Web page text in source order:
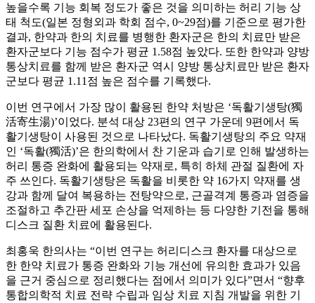
높을수록 기능 회복 정도가 좋은 것을 의미하는 허리 기능 상
태 척도(일본 정형외과 학회 점수, 0~29점)를 기준으로 평가한
결과, 한약과 한의 치료를 병행한 환자군은 한의 치료만 받은
환자군보다 기능 점수가 평균 1.58점 높았다. 또한 한약과 양방
통상치료를 함께 받은 환자군 역시 양방 통상치료만 받은 환자
군보다 평균 1.11점 높은 점수를 기록했다.
이번 연구에서 가장 많이 활용된 한약 처방은 ‘독활기생탕(獨
活寄生湯)’이었다. 분석 대상 23편의 연구 가운데 9편에서 독
활기생탕이 사용된 것으로 나타났다. 독활기생탕의 주요 약재
인 ‘독활(獨活)’은 한의학에서 찬 기운과 습기로 인해 발생하는
허리 통증 완화에 활용되는 약재로, 특히 하체 관절 질환에 자
주 쓰인다. 독활기생탕은 독활을 비롯한 약 16가지 약재를 생
강과 함께 달여 복용하는 전탕약으로, 근골격계 통증과 염증을
조절하고 추간판 세포 손상을 억제하는 등 다양한 기전을 통해
디스크 질환 치료에 활용된다.
최홍욱 한의사는 “이번 연구는 허리디스크 환자를 대상으로
한 한약 치료가 통증 완화와 기능 개선에 유의한 효과가 있음
을 근거 중심으로 정리했다는 점에서 의미가 있다”면서 “향후
통합의학적 치료 전략 수립과 임상 치료 지침 개발을 위한 기